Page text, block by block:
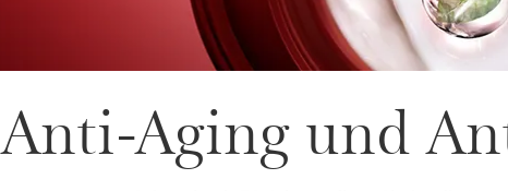
Anti-Aging und